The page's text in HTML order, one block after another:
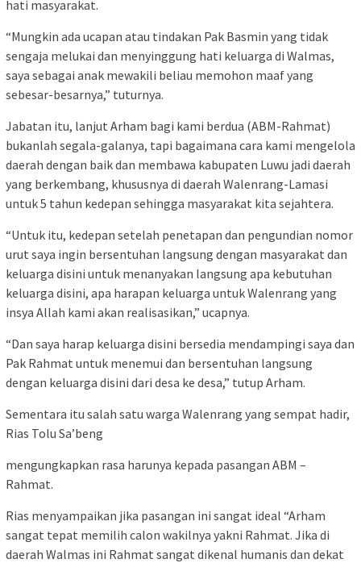
hati masyarakat.
“Mungkin ada ucapan atau tindakan Pak Basmin yang tidak
sengaja melukai dan menyinggung hati keluarga di Walmas,
saya sebagai anak mewakili beliau memohon maaf yang
sebesar-besarnya,” tuturnya.
Jabatan itu, lanjut Arham bagi kami berdua (ABM-Rahmat)
bukanlah segala-galanya, tapi bagaimana cara kami mengelola
daerah dengan baik dan membawa kabupaten Luwu jadi daerah
yang berkembang, khususnya di daerah Walenrang-Lamasi
untuk 5 tahun kedepan sehingga masyarakat kita sejahtera.
“Untuk itu, kedepan setelah penetapan dan pengundian nomor
urut saya ingin bersentuhan langsung dengan masyarakat dan
keluarga disini untuk menanyakan langsung apa kebutuhan
keluarga disini, apa harapan keluarga untuk Walenrang yang
insya Allah kami akan realisasikan,” ucapnya.
“Dan saya harap keluarga disini bersedia mendampingi saya dan
Pak Rahmat untuk menemui dan bersentuhan langsung
dengan keluarga disini dari desa ke desa,” tutup Arham.
Sementara itu salah satu warga Walenrang yang sempat hadir,
Rias Tolu Sa’beng
mengungkapkan rasa harunya kepada pasangan ABM –
Rahmat.
Rias menyampaikan jika pasangan ini sangat ideal “Arham
sangat tepat memilih calon wakilnya yakni Rahmat. Jika di
daerah Walmas ini Rahmat sangat dikenal humanis dan dekat